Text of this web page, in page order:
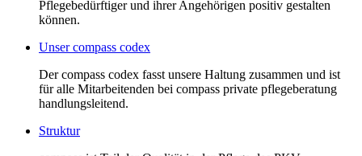
Pflegebedürftiger und ihrer Angehörigen positiv gestalten
können.
Unser compass codex
Der compass codex fasst unsere Haltung zusammen und ist
für alle Mitarbeitenden bei compass private pflegeberatung
handlungsleitend.
Struktur